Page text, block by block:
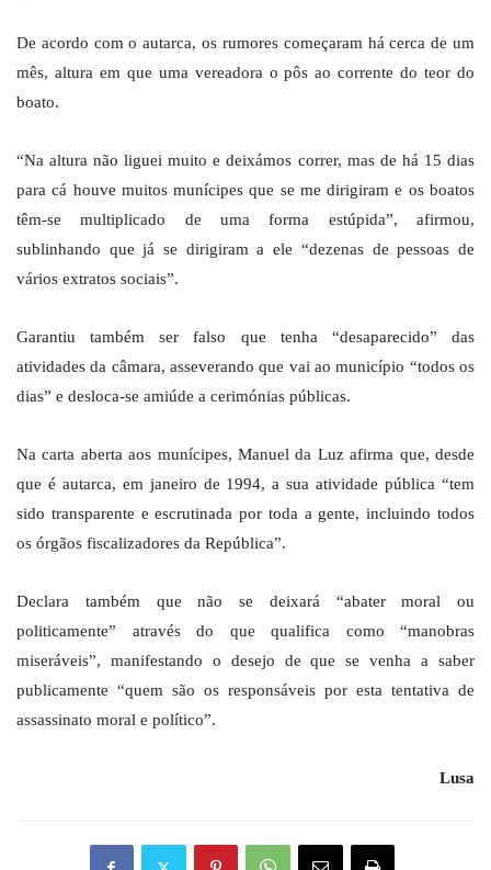
De acordo com o autarca, os rumores começaram há cerca de um
mês, altura em que uma vereadora o pôs ao corrente do teor do
boato.
“Na altura não liguei muito e deixámos correr, mas de há 15 dias
para cá houve muitos munícipes que se me dirigiram e os boatos
têm-se multiplicado de uma forma estúpida”, afirmou,
sublinhando que já se dirigiram a ele “dezenas de pessoas de
vários extratos sociais”.
Garantiu também ser falso que tenha “desaparecido” das
atividades da câmara, asseverando que vai ao município “todos os
dias” e desloca-se amiúde a cerimónias públicas.
Na carta aberta aos munícipes, Manuel da Luz afirma que, desde
que é autarca, em janeiro de 1994, a sua atividade pública “tem
sido transparente e escrutinada por toda a gente, incluindo todos
os órgãos fiscalizadores da República”.
Declara também que não se deixará “abater moral ou
politicamente” através do que qualifica como “manobras
miseráveis”, manifestando o desejo de que se venha a saber
publicamente “quem são os responsáveis por esta tentativa de
assassinato moral e político”.
Lusa